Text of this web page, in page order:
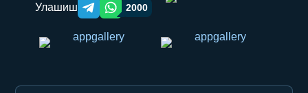
Улашиш Telegram orqali ulashish
WhatsApp orqali ulashish
2000